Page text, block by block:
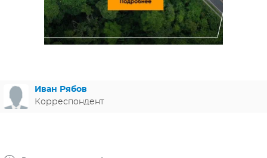
МЕЛОДРАМЫ
ФРАНЦИЯ
СВЕТСКИЕ НОВОСТИ
Иван Рябов
Корреспондент